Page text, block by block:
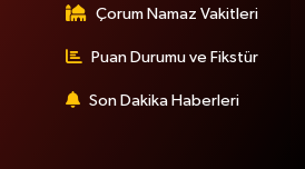
Çorum Namaz Vakitleri
Puan Durumu ve Fikstür
Son Dakika Haberleri